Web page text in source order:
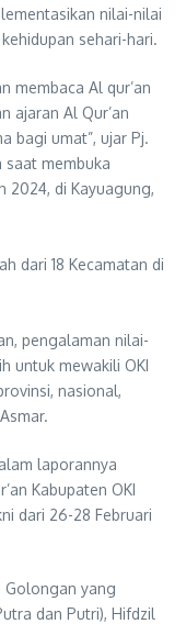
nilai-nilai
sehari-hari.
membaca Al qur’an
ajaran Al Qur’an
bagi umat”, ujar Pj.
saat membuka
2024, di Kayuagung,
dari 18 Kecamatan di
pengalaman nilai-
untuk mewakili OKI
nasional,
laporannya
Kabupaten OKI
dari 26-28 Februari
Golongan yang
dan Putri), Hifdzil